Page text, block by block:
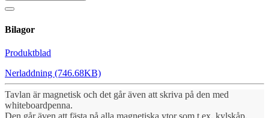
Bilagor
Produktblad
Nerladdning (746.68KB)
Tavlan är magnetisk och det går även att skriva på den med
whiteboardpenna.
Den går även att fästa på alla magnetiska ytor som t.ex. kylskåp,